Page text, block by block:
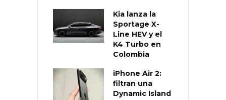
Kia lanza la
Sportage X-
Line HEV y el
K4 Turbo en
Colombia
iPhone Air 2:
filtran una
Dynamic Island